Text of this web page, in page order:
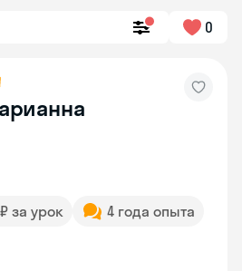
0
за урок
4 года опыта